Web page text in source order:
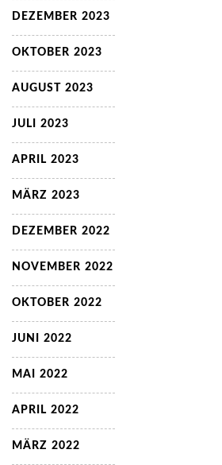
DEZEMBER 2023
OKTOBER 2023
AUGUST 2023
JULI 2023
APRIL 2023
MÄRZ 2023
DEZEMBER 2022
NOVEMBER 2022
OKTOBER 2022
JUNI 2022
MAI 2022
APRIL 2022
MÄRZ 2022